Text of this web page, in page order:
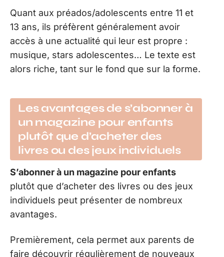
Quant aux préados/adolescents entre 11 et
13 ans, ils préfèrent généralement avoir
accès à une actualité qui leur est propre :
musique, stars adolescentes… Le texte est
alors riche, tant sur le fond que sur la forme.
Les avantages de s’abonner à
un magazine pour enfants
plutôt que d’acheter des
livres ou des jeux individuels
S’abonner à un magazine pour enfants
plutôt que d’acheter des livres ou des jeux
individuels peut présenter de nombreux
avantages.
Premièrement, cela permet aux parents de
faire découvrir régulièrement de nouveaux